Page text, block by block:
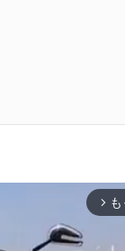
arrow_forward_ios